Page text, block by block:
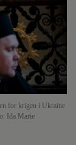
for krigen i Ukraine
Ida Marie